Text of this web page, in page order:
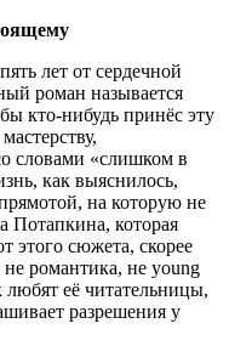
лет от сердечной
роман называется
кто-нибудь принёс эту
словами «слишком в
как выяснилось,
на которую не
Потапкина, которая
этого сюжета, скорее
не романтика, не young
любят её читательницы,
разрешения у